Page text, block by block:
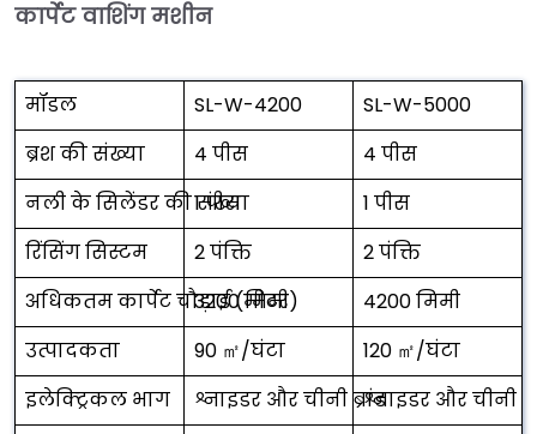
कार्पेट वाशिंग मशीन
मॉडल SL-W-4200
SL-W-5000
ब्रश की संख्या
4 पीस
4 पीस
नली के सिलेंडर की संख्या
1 पीस
1 पीस
रिंसिंग सिस्टम
2 पंक्ति
2 पंक्ति
अधिकतम कार्पेट चौड़ाई (मीटर)
3200 मिमी
4200 मिमी
उत्पादकता
90 ㎡/घंटा
120 ㎡/घंटा
इलेक्ट्रिकल भाग
श्नाइडर और चीनी ब्रांडश्नाइडर और चीनी